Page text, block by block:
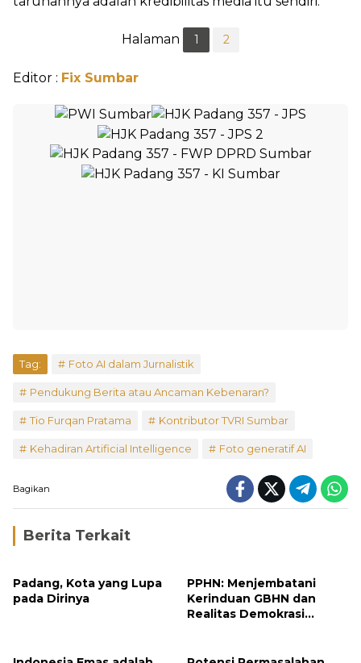
Halaman 1 2
Editor : Fix Sumbar
Tag: Foto AI dalam Jurnalistik
Pendukung Berita atau Ancaman Kebenaran?
Tio Furqan Pratama Kontributor TVRI Sumbar
Kehadiran Artificial Intelligence Foto generatif AI
Bagikan
Berita Terkait
Padang, Kota yang Lupa
pada Dirinya
PPHN: Menjembatani
Kerinduan GBHN dan
Realitas Demokrasi